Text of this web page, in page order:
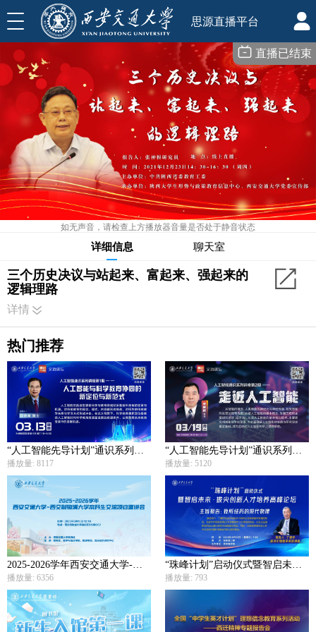
思源直播平台
直播已结束
如无声音，请检查上方播放器音量是否处于静音状态
详细信息 聊天室
三个历史决议与站起来、富起来、强起来的
逻辑理路
详情
热门推荐
播放量: 8117 播放量: 5120
播放量: 6356 播放量: 793